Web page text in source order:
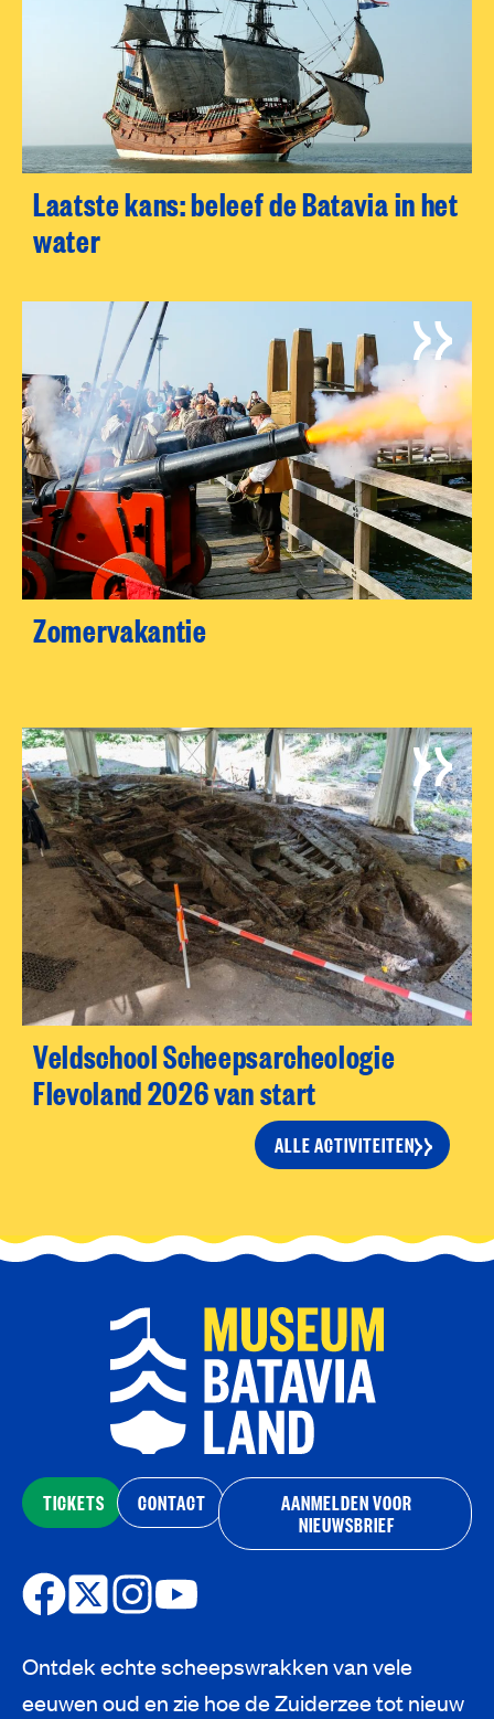
Laatste kans: beleef de Batavia in het
water
Zomervakantie
Veldschool Scheepsarcheologie
Flevoland 2026 van start
ALLE ACTIVITEITEN
TICKETS CONTACT
AANMELDEN VOOR
NIEUWSBRIEF
Ontdek echte scheepswrakken van vele
eeuwen oud en zie hoe de Zuiderzee tot nieuw